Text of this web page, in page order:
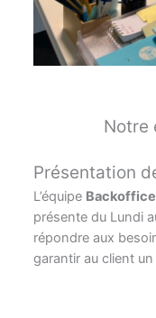
Notre
Présentation
L’équipe Backoffice
présente du Lundi
répondre aux
garantir au client